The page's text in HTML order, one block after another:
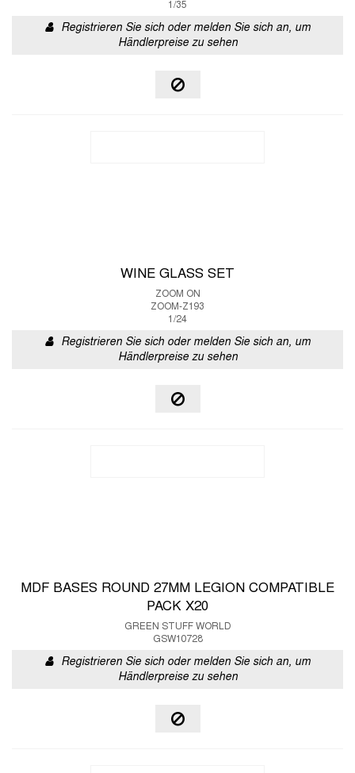
1/35
Registrieren Sie sich oder melden Sie sich an, um
Händlerpreise zu sehen
WINE GLASS SET
ZOOM ON
ZOOM-Z193
1/24
Registrieren Sie sich oder melden Sie sich an, um
Händlerpreise zu sehen
MDF BASES ROUND 27MM LEGION COMPATIBLE
PACK X20
GREEN STUFF WORLD
GSW10728
Registrieren Sie sich oder melden Sie sich an, um
Händlerpreise zu sehen